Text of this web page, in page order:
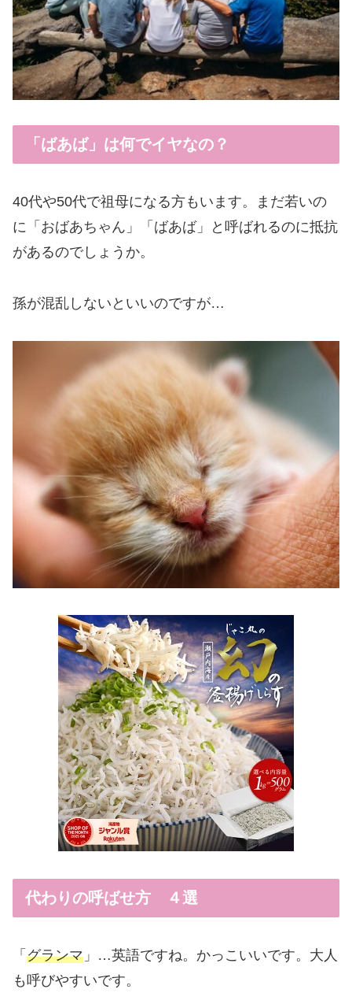
「ばあば」は何でイヤなの？
40代や50代で祖母になる方もいます。まだ若いの
に「おばあちゃん」「ばあば」と呼ばれるのに抵抗
があるのでしょうか。
孫が混乱しないといいのですが…
代わりの呼ばせ方 ４選
「 グランマ 」…英語ですね。かっこいいです。大人
も呼びやすいです。